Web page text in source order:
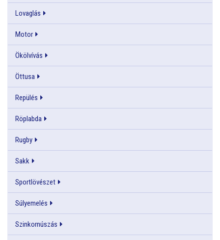
Lovaglás
Motor
Ökölvívás
Öttusa
Repülés
Röplabda
Rugby
Sakk
Sportlövészet
Súlyemelés
Szinkornúszás